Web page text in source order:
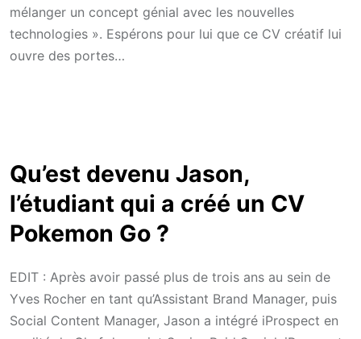
mélanger un concept génial avec les nouvelles
technologies ». Espérons pour lui que ce CV créatif lui
ouvre des portes…
Qu’est devenu Jason,
l’étudiant qui a créé un CV
Pokemon Go ?
EDIT : Après avoir passé plus de trois ans au sein de
Yves Rocher en tant qu’Assistant Brand Manager, puis
Social Content Manager, Jason a intégré iProspect en